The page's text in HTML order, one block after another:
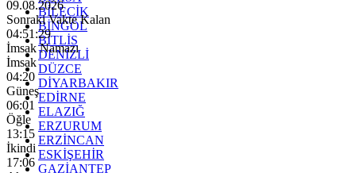
BİLECİK
BİNGÖL
BİTLİS
DENİZLİ
DÜZCE
DİYARBAKIR
EDİRNE
ELAZIĞ
ERZURUM
ERZİNCAN
ESKİŞEHİR
GAZİANTEP
09.08.2026
Sonraki Vakte Kalan
04:51:27
İmsak Namazı
İmsak
04:20
Güneş
06:01
Öğle
13:15
İkindi
17:06